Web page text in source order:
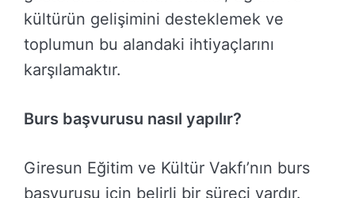
kültürün gelişimini desteklemek ve
toplumun bu alandaki ihtiyaçlarını
karşılamaktır.
Burs başvurusu nasıl yapılır?
Giresun Eğitim ve Kültür Vakfı’nın burs
başvurusu için belirli bir süreci vardır.